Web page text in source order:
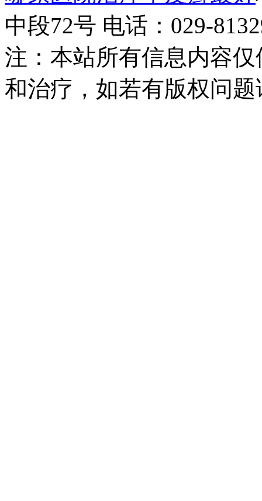
中段72号 电话：029-
注：本站所有信息内容
和治疗，如若有版权问